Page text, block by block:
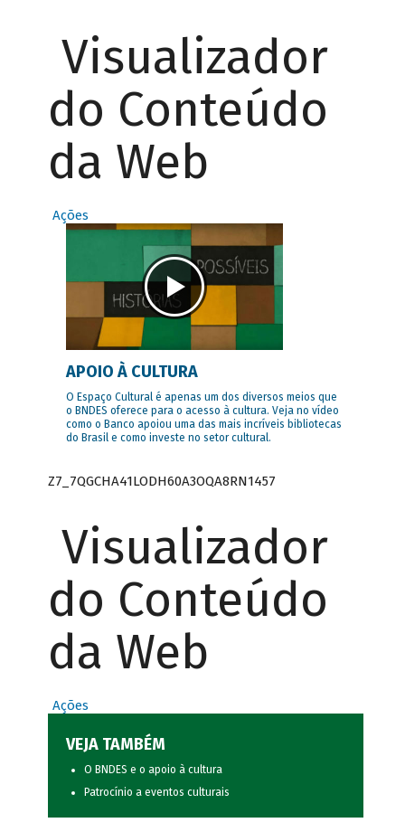
Visualizador
do Conteúdo
da Web
Ações
APOIO À CULTURA
O Espaço Cultural é apenas um dos diversos meios que
o BNDES oferece para o acesso à cultura. Veja no vídeo
como o Banco apoiou uma das mais incríveis bibliotecas
do Brasil e como investe no setor cultural.
Z7_7QGCHA41LODH60A3OQA8RN1457
Visualizador
do Conteúdo
da Web
Ações
VEJA TAMBÉM
O BNDES e o apoio à cultura
Patrocínio a eventos culturais